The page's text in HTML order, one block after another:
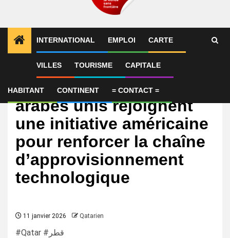
INTERNATIONAL EMPLOI CARTE
VILLES TOURISME CAPITALE
HABITANT CONTINENT = CONTACT =
International
Le Qatar et les Émirats
arabes unis rejoignent
une initiative américaine
pour renforcer la chaîne
d’approvisionnement
technologique
11 janvier 2026 Qatarien
#Qatar #قطر